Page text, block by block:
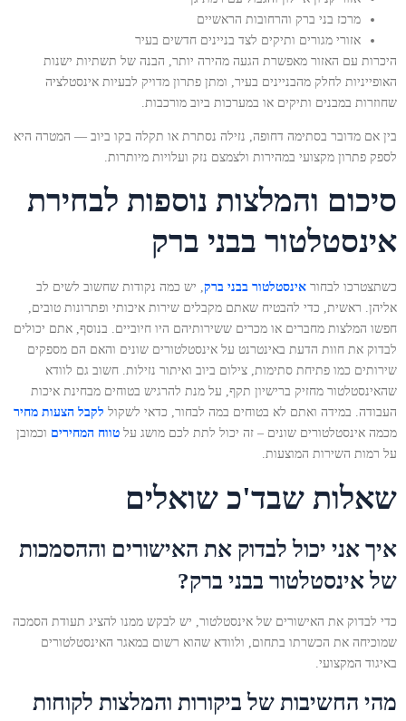
מרכז בני ברק והרחובות הראשיים
אזורי מגורים ותיקים לצד בניינים חדשים בעיר
היכרות עם האזור מאפשרת הגעה מהירה יותר, הבנה של תשתיות ישנות
האופייניות לחלק מהבניינים בעיר, ומתן פתרון מדויק לבעיות אינסטלציה
שחוזרות במבנים ותיקים או במערכות ביוב מורכבות.
בין אם מדובר בסתימה דחופה, נזילה נסתרת או תקלה בקו ביוב — המטרה היא
לספק פתרון מקצועי במהירות ולצמצם נזק ועלויות מיותרות.
סיכום והמלצות נוספות לבחירת
אינסטלטור בבני ברק
כשתצטרכו לבחור אינסטלטור בבני ברק, יש כמה נקודות שחשוב לשים לב
אליהן. ראשית, כדי להבטיח שאתם מקבלים שירות איכותי ופתרונות טובים,
חפשו המלצות מחברים או מכרים ששירותיהם היו חיוביים. בנוסף, אתם יכולים
לבדוק את חוות הדעת באינטרנט על אינסטלטורים שונים והאם הם מספקים
שירותים כמו פתיחת סתימות, צילום ביוב ואיתור נזילות. חשוב גם לוודא
שהאינסטלטור מחזיק ברישיון תקף, על מנת להרגיש בטוחים מבחינת איכות
העבודה. במידה ואתם לא בטוחים במה לבחור, כדאי לשקול לקבל הצעות מחיר
מכמה אינסטלטורים שונים – זה יכול לתת לכם מושג על טווח המחירים וכמובן
על רמות השירות המוצעות.
שאלות שבד'כ שואלים
איך אני יכול לבדוק את האישורים וההסמכות
של אינסטלטור בבני ברק?
כדי לבדוק את האישורים של אינסטלטור, יש לבקש ממנו להציג תעודת הסמכה
שמוכיחה את הכשרתו בתחום, ולוודא שהוא רשום במאגר האינסטלטורים
באיגוד המקצועי.
מהי החשיבות של ביקורות והמלצות לקוחות